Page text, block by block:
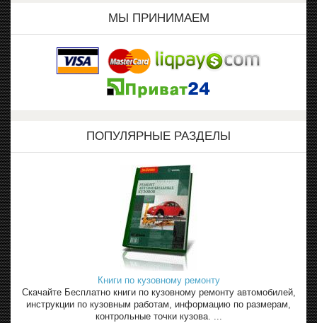
МЫ ПРИНИМАЕМ
ПОПУЛЯРНЫЕ РАЗДЕЛЫ
Книги по кузовному ремонту
Скачайте Бесплатно книги по кузовному ремонту автомобилей,
инструкции по кузовным работам, информацию по размерам,
контрольные точки кузова. ...